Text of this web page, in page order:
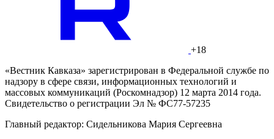
+18
«Вестник Кавказа» зарегистрирован в Федеральной службе по
надзору в сфере связи, информационных технологий и
массовых коммуникаций (Роскомнадзор) 12 марта 2014 года.
Свидетельство о регистрации Эл № ФС77-57235
Главный редактор: Сидельникова Мария Сергеевна